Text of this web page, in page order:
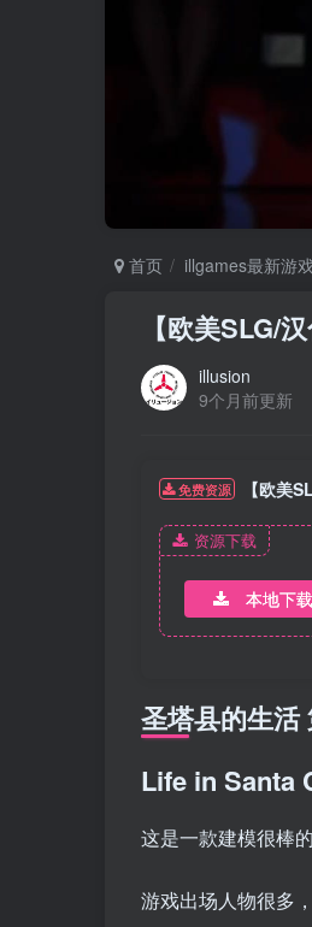
首页 illgames最新游
【欧美SLG/
illusion
9个月前更新
免费资源 【欧美
资源下载
本地下载
圣塔县的生活
Life in Santa
这是一款建模很棒
游戏出场人物很多